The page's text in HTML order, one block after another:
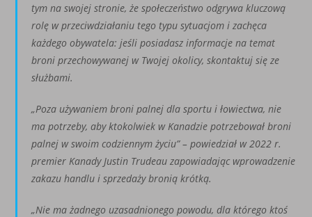
tym na swojej stronie, że społeczeństwo odgrywa kluczową
rolę w przeciwdziałaniu tego typu sytuacjom i zachęca
każdego obywatela: jeśli posiadasz informacje na temat
broni przechowywanej w Twojej okolicy, skontaktuj się ze
służbami.
„Poza używaniem broni palnej dla sportu i łowiectwa, nie
ma potrzeby, aby ktokolwiek w Kanadzie potrzebował broni
palnej w swoim codziennym życiu” – powiedział w 2022 r.
premier Kanady Justin Trudeau zapowiadając wprowadzenie
zakazu handlu i sprzedaży bronią krótką.
„Nie ma żadnego uzasadnionego powodu, dla którego ktoś